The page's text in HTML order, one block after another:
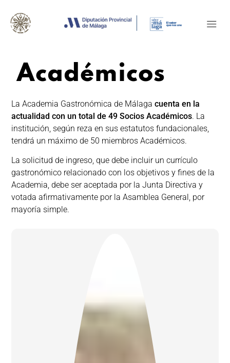
Académicos
La Academia Gastronómica de Málagacuenta en la
actualidad con un total de 49 Socios Académicos. La
institución, según reza en sus estatutos fundacionales,
tendrá un máximo de 50 miembros Académicos.
La solicitud de ingreso, que debe incluir un currículo
gastronómico relacionado con los objetivos y fines de la
Academia, debe ser aceptada por la Junta Directiva y
votada afirmativamente por la Asamblea General, por
mayoría simple.